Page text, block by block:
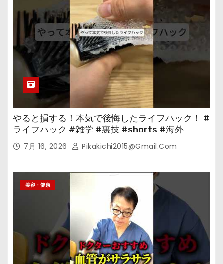
やると損する！本気で後悔したライフハック！ #
ライフハック #雑学 #裏技 #shorts #海外
7月 16, 2026 Pikakichi2015@gmail.com
美容・健康